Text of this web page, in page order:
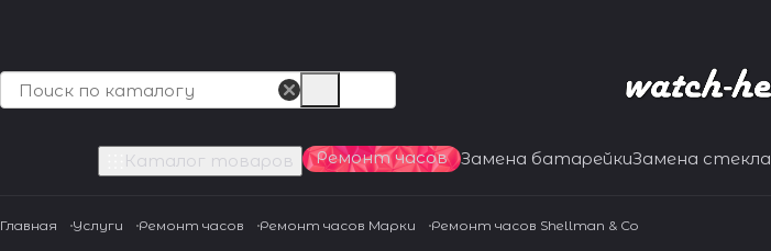
Каталог товаров Ремонт часов Замена батарейкиЗамена стекла
Главная Услуги Ремонт часов Ремонт часов Марки Ремонт часов Shellman & Co